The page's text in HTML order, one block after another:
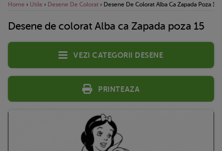
Home › Utile › Desene De Colorat › Desene De Colorat Alba Ca Zapada Poza 15
Desene de colorat Alba ca Zapada poza 15
Vezi categorii desene
Printeaza